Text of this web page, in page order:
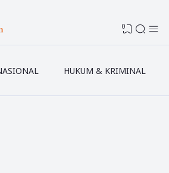
0
HUKUM & KRIMINAL